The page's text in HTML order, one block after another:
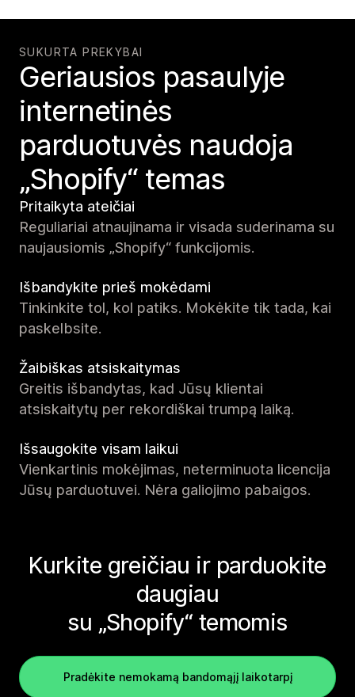
SUKURTA PREKYBAI
Geriausios pasaulyje
internetinės
parduotuvės naudoja
„Shopify“ temas
Pritaikyta ateičiai
Reguliariai atnaujinama ir visada suderinama su
naujausiomis „Shopify“ funkcijomis.
Išbandykite prieš mokėdami
Tinkinkite tol, kol patiks. Mokėkite tik tada, kai
paskelbsite.
Žaibiškas atsiskaitymas
Greitis išbandytas, kad Jūsų klientai
atsiskaitytų per rekordiškai trumpą laiką.
Išsaugokite visam laikui
Vienkartinis mokėjimas, neterminuota licencija
Jūsų parduotuvei. Nėra galiojimo pabaigos.
Kurkite greičiau ir parduokite
daugiau
su „Shopify“ temomis
Pradėkite nemokamą bandomąjį laikotarpį